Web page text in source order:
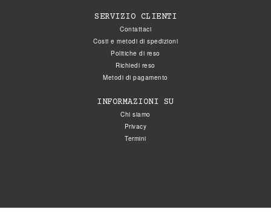
SERVIZIO CLIENTI
Contattaci
Costi e metodi di spedizioni
Politiche di reso
Richiedi reso
Metodi di pagamento
INFORMAZIONI SU
Chi siamo
Privacy
Termini